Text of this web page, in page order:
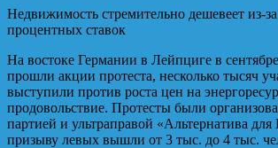
Недвижимость стремительно дешевеет из-
процентных ставок
На востоке Германии в Лейпциге в
прошли акции протеста, несколько тысяч
выступили против роста цен на
продовольствие. Протесты были
партией и ультраправой «Альтернатива
призыву левых вышли от 3 тыс. до 4 тыс.